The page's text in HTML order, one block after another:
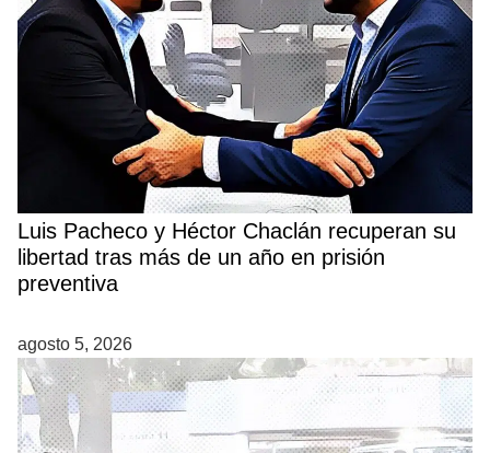
Luis Pacheco y Héctor Chaclán recuperan su
libertad tras más de un año en prisión
preventiva
agosto 5, 2026